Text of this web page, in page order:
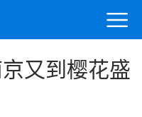
又到樱花盛